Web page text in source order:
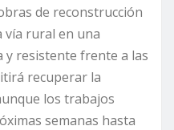
de reconstrucción
rural en una
resistente frente a las
recuperar la
los trabajos
semanas hasta